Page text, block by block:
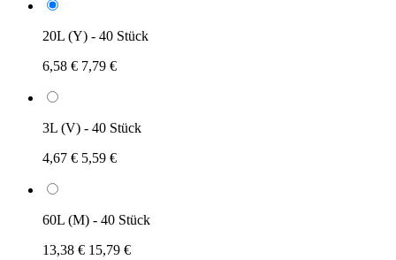
20L (Y) - 40 Stück
6,58 € 7,79 €
3L (V) - 40 Stück
4,67 € 5,59 €
60L (M) - 40 Stück
13,38 € 15,79 €